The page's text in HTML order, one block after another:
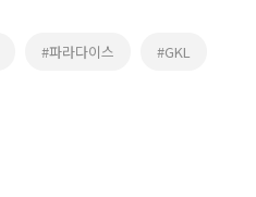
#파라다이스 #GKL